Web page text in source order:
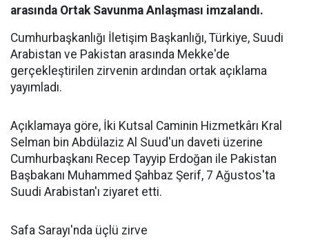
arasında Ortak Savunma Anlaşması imzalandı.
Cumhurbaşkanlığı İletişim Başkanlığı, Türkiye, Suudi
Arabistan ve Pakistan arasında Mekke'de
gerçekleştirilen zirvenin ardından ortak açıklama
yayımladı.
Açıklamaya göre, İki Kutsal Caminin Hizmetkârı Kral
Selman bin Abdülaziz Al Suud'un daveti üzerine
Cumhurbaşkanı Recep Tayyip Erdoğan ile Pakistan
Başbakanı Muhammed Şahbaz Şerif, 7 Ağustos'ta
Suudi Arabistan'ı ziyaret etti.
Safa Sarayı'nda üçlü zirve